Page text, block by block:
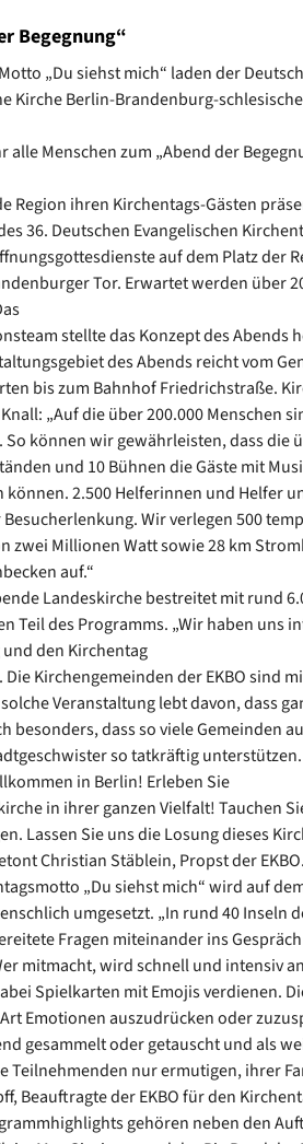
Begegnung“
„Du siehst mich“ laden der
Kirche Berlin-Brandenburg-
alle Menschen zum „Abend der
Region ihren Kirchentags-Gästen
36. Deutschen Evangelischen
auf dem Platz der
Tor. Erwartet werden über
stellte das Konzept des Abends
des Abends reicht vom
bis zum Bahnhof Friedrichstraße.
„Auf die über 200.000 Menschen
können wir gewährleisten, dass die
und 10 Bühnen die Gäste mit
können. 2.500 Helferinnen und Helfer
Wir verlegen 500
zwei Millionen Watt sowie 28 km
auf.“
Landeskirche bestreitet mit rund
Teil des Programms. „Wir haben uns
den Kirchentag
Kirchengemeinden der EKBO sind
Veranstaltung lebt davon, dass
besonders, dass so viele Gemeinden
so tatkräftig
in Berlin! Erleben Sie
in ihrer ganzen Vielfalt! Tauchen
Lassen Sie uns die Losung dieses
Christian Stäblein, Propst der EKBO.
„Du siehst mich“ wird auf
umgesetzt. „In rund 40 Inseln
Fragen miteinander ins
mitmacht, wird schnell und intensiv
Spielkarten mit Emojis verdienen.
Emotionen auszudrücken oder
gesammelt oder getauscht und als
Teilnehmenden nur ermutigen, ihrer
Beauftragte der EKBO für den
gehören neben den